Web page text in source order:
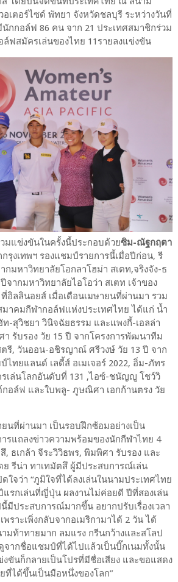
เตอร์ไซด์ พัทยา จังหวัดชลบุรี ระหว่างวันที่
กกอล์ฟ 86 คน จาก 21 ประเทศสมาชิกร่วม
ล์ฟสมัครเล่นของไทย 11รายลงแข่งขัน
มแข่งขันในครั้งนี้ประกอบด้วยซิม-ณัฐกฤตา
รุงเทพฯ รองแชมป์รายการนี้เมื่อปีก่อน, รี
กมหาวิทยาลัยโอกลาโฮม่า สเตท,จริงจัง-ธ
จากมหาวิทยาลัยไอโอว่า สเตท เจ้าของ
อิลลินอยส์ เมื่อเดือนเมษายนที่ผ่านมา รวม
าคมกีฬากอล์ฟแห่งประเทศไทย ได้แก่ น้ำ
-สุวิชยา วินิจฉัยธรรม และแพงกี้-เอลล่า
รับรอง วัย 15 ปี จากโครงการพัฒนาทีม
รี, วันออน-อชิรญาณ์ ศรีวงษ์ วัย 13 ปี จาก
ไทยแลนด์ เลดี้ส์ อเมเจอร์ 2022, อิ่ม-ภัทร
เล่นโลกอันดับที่ 131 ,ไอซ์-ชนัญญู โชว์วิ
อล์ฟ และใบพลู- ภูษณิศา เอกก้านตรง วัย
นที่ผ่านมา เป็นรอบฝึกซ้อมอย่างเป็น
รแถลงข่าวความพร้อมของนักกีฬาไทย 4
ธเกล้า จีระวิวิธพร, พิมพิศา รับรอง และ
รีน่า ทาเทมัตสึ ผู้มีประสบการณ์เล่น
ใจว่า “ภูมิใจที่ได้ลงเล่นในนามประเทศไทย
แรกเล่นที่ญี่ปุ่น ผลงานไม่ค่อยดี ปีที่สองเล่น
มีประสบการณ์มากขึ้น อยากปรับเรื่องเวลา
พราะเพิ่งกลับจากอเมริกามาได้ 2 วัน ได้
มท้าทายมาก ลมแรง กรีนกว้างและสโลป
จากชื่อแชมป์ที่ได้ไปแล้วเป็นบิ๊กเนมทั้งนั้น
ขันก็กลายเป็นโปรที่มีชื่อเสียง และขอแสดง
ได้ขึ้นเป็นมือหนึ่งของโลก”